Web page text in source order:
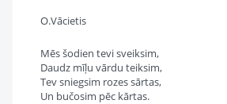
O.Vācietis
Mēs šodien tevi sveiksim,
Daudz mīļu vārdu teiksim,
Tev sniegsim rozes sārtas,
Un bučosim pēc kārtas.